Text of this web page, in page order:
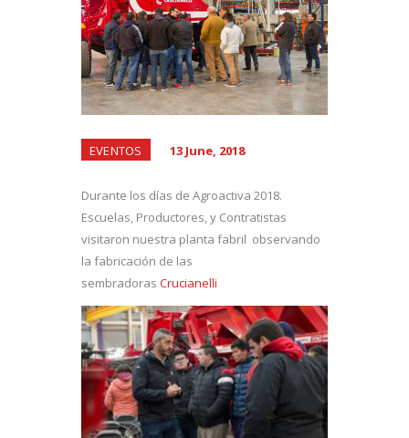
EVENTOS 13 June, 2018
Durante los días de Agroactiva 2018.
Escuelas, Productores, y Contratistas
visitaron nuestra planta fabril observando
la fabricación de las
sembradoras Crucianelli